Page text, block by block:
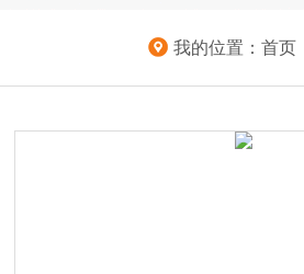
我的位置： 首页